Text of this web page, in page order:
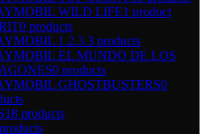
WILD LIFE1 product
0 products
1.2.3.3 products
EL MUNDO DE LOS
0 products
GHOSTBUSTERS0
18 products